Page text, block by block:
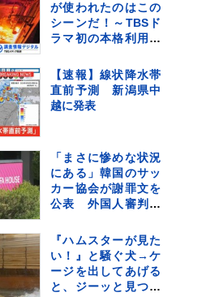
が使われたのはこの
シーンだ！～TBSド
ラマ初の本格利用～
ル】
【速報】線状降水帯
直前予測 新潟県中
越に発表
「まさに惨めな状況
にある」韓国のサッ
カー協会が謝罪文を
公表 外国人審判へ
監督選任めぐる疑惑
など相次ぐ不祥事受
『ハムスターが見た
い！』と騒ぐ犬→ケ
ージを出してあげる
と、ジーッと見つめ